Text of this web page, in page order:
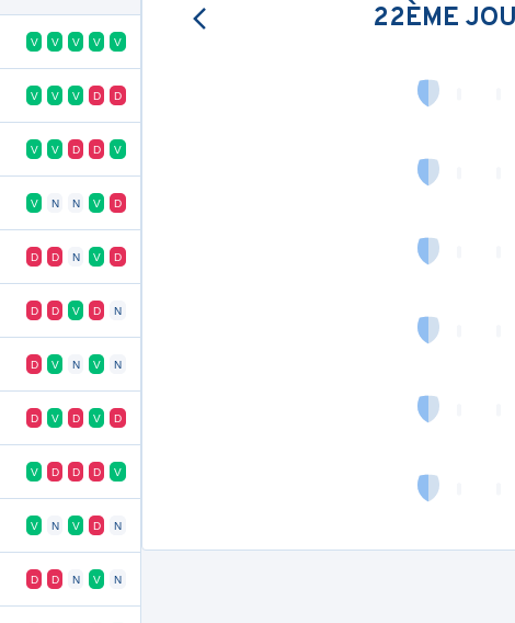
V V V V V
V V V D D
V V D D V
V N N V D
D D N V D
D D V D N
D V N V N
D V D V D
V D D D V
V N V D N
D D N V N
22ÈME